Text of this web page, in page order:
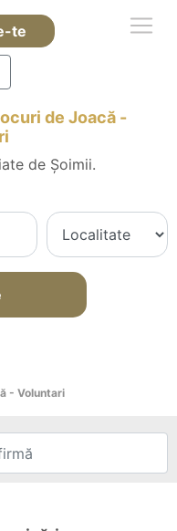
te
de Joacă -
de Șoimii.
- Voluntari